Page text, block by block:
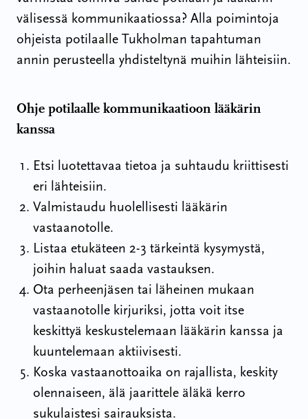
välisessä kommunikaatiossa? Alla poimintoja
ohjeista potilaalle Tukholman tapahtuman
annin perusteella yhdisteltynä muihin lähteisiin.
Ohje potilaalle kommunikaatioon lääkärin
kanssa
Etsi luotettavaa tietoa ja suhtaudu kriittisesti
eri lähteisiin.
Valmistaudu huolellisesti lääkärin
vastaanotolle.
Listaa etukäteen 2-3 tärkeintä kysymystä,
joihin haluat saada vastauksen.
Ota perheenjäsen tai läheinen mukaan
vastaanotolle kirjuriksi, jotta voit itse
keskittyä keskustelemaan lääkärin kanssa ja
kuuntelemaan aktiivisesti.
Koska vastaanottoaika on rajallista, keskity
olennaiseen, älä jaarittele äläkä kerro
sukulaistesi sairauksista.